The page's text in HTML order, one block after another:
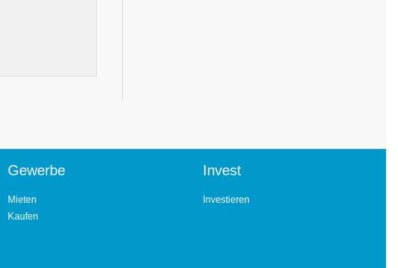
Gewerbe
Mieten
Kaufen
Invest
Investieren